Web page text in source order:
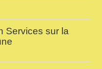
Services sur la